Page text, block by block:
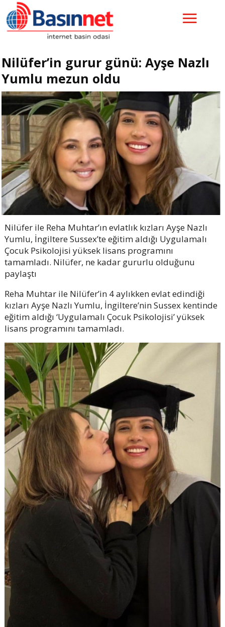
Nilüfer’in gurur günü: Ayşe Nazlı
Yumlu mezun oldu
Nilüfer ile Reha Muhtar’ın evlatlık kızları Ayşe Nazlı
Yumlu, İngiltere Sussex’te eğitim aldığı Uygulamalı
Çocuk Psikolojisi yüksek lisans programını
tamamladı. Nilüfer, ne kadar gururlu olduğunu
paylaştı
Reha Muhtar ile Nilüfer’in 4 aylıkken evlat edindiği
kızları Ayşe Nazlı Yumlu, İngiltere’nin Sussex kentinde
eğitim aldığı ‘Uygulamalı Çocuk Psikolojisi’ yüksek
lisans programını tamamladı.